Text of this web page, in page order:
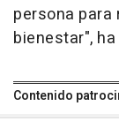
persona
bienestar",
Contenido